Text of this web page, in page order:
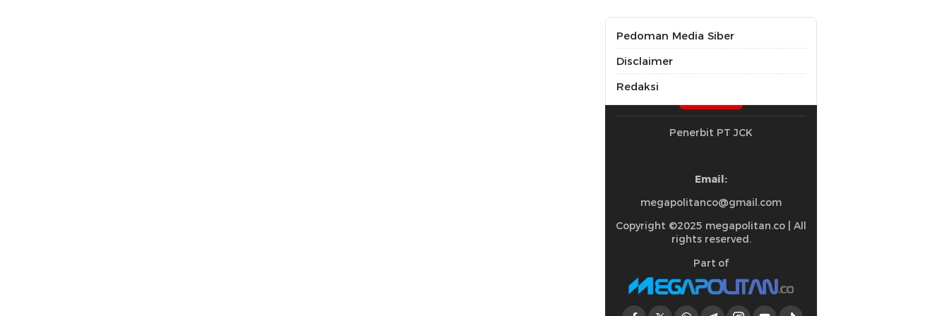
Pedoman Media Siber
Disclaimer
Redaksi
Penerbit PT JCK
Email:
megapolitanco@gmail.com
Copyright ©2025 megapolitan.co | All
rights reserved.
Part of